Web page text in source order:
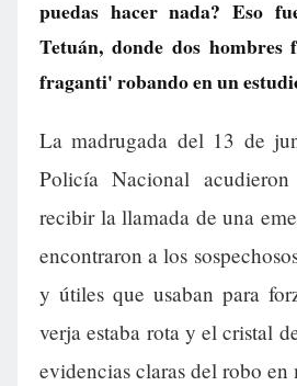
puedas hacer nada? Eso
Tetuán, donde dos
fraganti' robando en un
La madrugada del 13 de
Policía Nacional acudieron
recibir la llamada de una
encontraron a los
y útiles que usaban para
verja estaba rota y el cristal
evidencias claras del robo en